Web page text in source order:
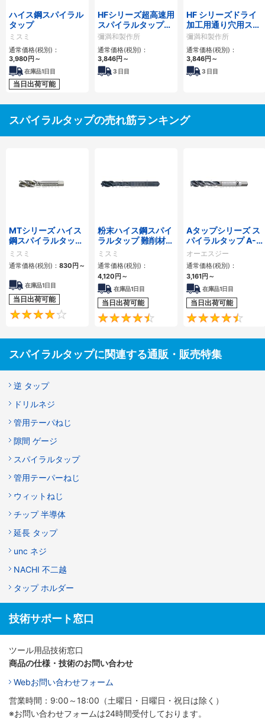
ハイス鋼スパイラル
タップ
ミスミ
通常価格(税別)：
3,980円～
在庫品1日目
当日出荷可能
HFシリーズ超高速用
スパイラルタップ炭
素鋼・合金鋼用
HFIHS
彌満和製作所
通常価格(税別)：
3,846円～
3 日目
HF シリーズドライ
加工用通り穴用スパ
イラルタップ炭素
鋼・合金鋼用
HDISL
彌満和製作所
通常価格(税別)：
3,846円～
3 日目
スパイラルタップの売れ筋ランキング
MTシリーズ ハイス
鋼スパイラルタップ
MT-SPFT
ミスミ
通常価格(税別)： 830円～
在庫品1日目
当日出荷可能
4.3
粉末ハイス鋼スパイ
ラルタップ 難削材対
応
ミスミ
通常価格(税別)：
4,120円～
在庫品1日目
当日出荷可能
4.4
Aタップシリーズ ス
パイラルタップ A-
SFT
オーエスジー
通常価格(税別)：
3,161円～
在庫品1日目
当日出荷可能
スパイラルタップに関連する通販・販売特集
逆 タップ
ドリルネジ
管用テーパねじ
隙間 ゲージ
スパイラルタップ
管用テーパーねじ
ウィットねじ
チップ 半導体
延長 タップ
unc ネジ
NACHI 不二越
タップ ホルダー
技術サポート窓口
ツール用品技術窓口
商品の仕様・技術のお問い合わせ
Webお問い合わせフォーム
営業時間：9:00～18:00（土曜日・日曜日・祝日は除く）
※お問い合わせフォームは24時間受付しております。